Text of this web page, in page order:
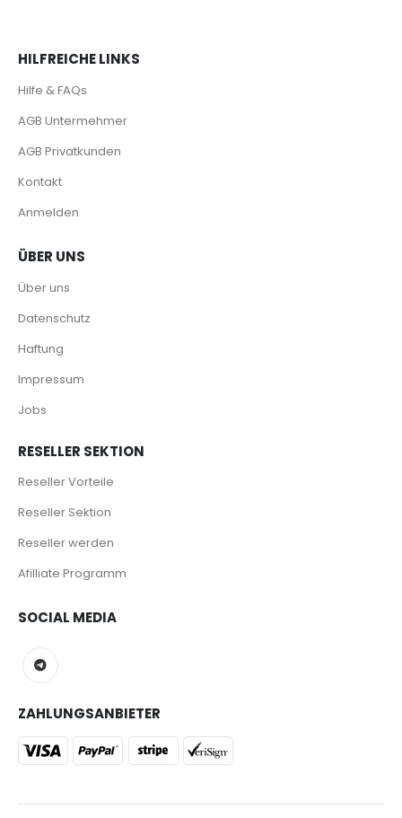
HILFREICHE LINKS
Hilfe & FAQs
AGB Untermehmer
AGB Privatkunden
Kontakt
Anmelden
ÜBER UNS
Über uns
Datenschutz
Haftung
Impressum
Jobs
RESELLER SEKTION
Reseller Vorteile
Reseller Sektion
Reseller werden
Afilliate Programm
SOCIAL MEDIA
ZAHLUNGSANBIETER